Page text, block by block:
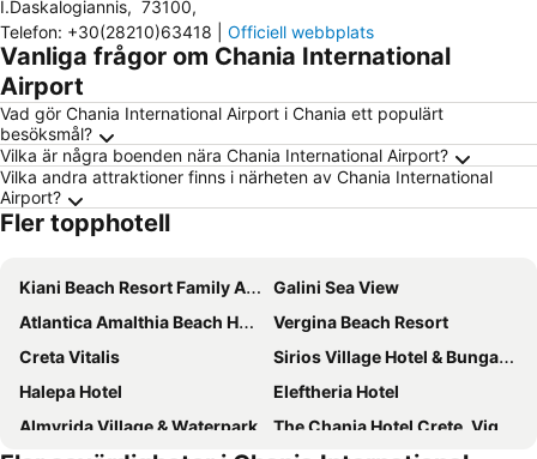
I.Daskalogiannis, 73100,
Telefon: +30(28210)63418 Officiell webbplats
Vanliga frågor om Chania International
Airport
Vad gör Chania International Airport i Chania ett populärt
besöksmål?
Vilka är några boenden nära Chania International Airport?
Vilka andra attraktioner finns i närheten av Chania International
Airport?
Fler topphotell
Kiani Beach Resort Family All-Inclusive
Galini Sea View
Atlantica Amalthia Beach Hotel
Vergina Beach Resort
Creta Vitalis
Sirios Village Hotel & Bungalows
Halepa Hotel
Eleftheria Hotel
Almyrida Village & Waterpark
The Chania Hotel Crete, Vignette Collection